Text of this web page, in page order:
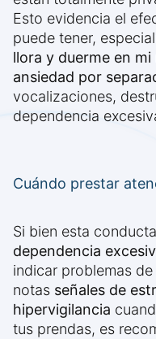
Esto evidencia el
puede tener,
llora y duerme en mi
ansiedad por
vocalizaciones,
dependencia
Cuándo prestar
Si bien esta
dependencia
indicar problemas
notas señales de
hipervigilancia
tus prendas, es